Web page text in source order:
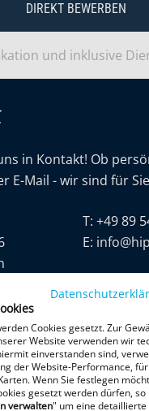
DIREKT BEWERBEN
und inklusive
in Kontakt! Ob
E-Mail - wir sind für
T: +49 89
E:
AGB
Cookies gesetzt. Zur
Website verwenden wir
einverstanden sind,
der Website-Performance,
Wenn Sie festlegen
gesetzt werden dürfen, so
verwalten" um eine